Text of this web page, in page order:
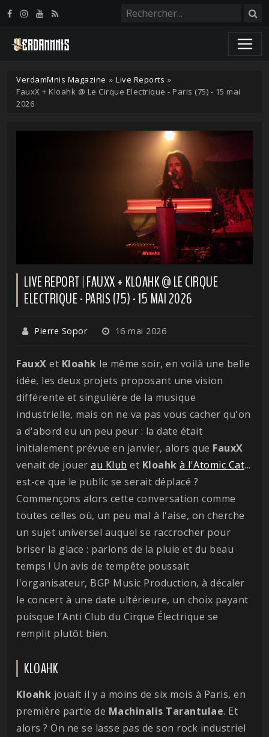
VerdamMnis Magazine » Live Reports »
FauxX + Kloahk @ Le Cirque Electrique - Paris (75) - 15 mai
2026
LIVE REPORT | FAUXX + KLOAHK @ LE CIRQUE
ELECTRIQUE - PARIS (75) - 15 MAI 2026
Pierre Sopor 16 mai 2026
FauxX et Kloahk le même soir, en voilà une belle
idée, les deux projets proposant une vision
différente et singulière de la musique
industrielle, mais on ne va pas vous cacher qu'on
a d'abord eu un peu peur : la date était
initialement prévue en janvier, alors que FauxX
venait de jouer au Klub et Kloahk à l'Atomic Cat...
est-ce que le public se serait déplacé ?
Commençons alors cette conversation comme
toutes celles où, un peu mal à l'aise, on cherche
un sujet universel auquel se raccrocher pour
briser la glace : parlons de la pluie et du beau
temps ! Un avis de tempête poussait
l'organisateur, BGP Music Production, à décaler
le concert à une date ultérieure, un choix payant
puisque l'Anti Club du Cirque Électrique se
remplit plutôt bien.
KLOAHK
Kloahk jouait il y a moins de six mois à Paris, en
première partie de Machinalis Tarantulae. Et
alors ? On ne se lasse pas de son rock industriel
Panneau de gestion des cookies